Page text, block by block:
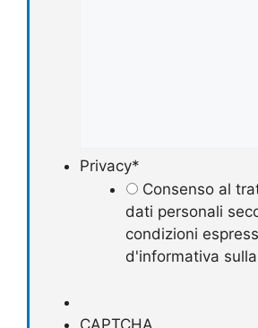
Privacy*
Consenso al
dati personali
condizioni
d'informativa sulla
CAPTCHA